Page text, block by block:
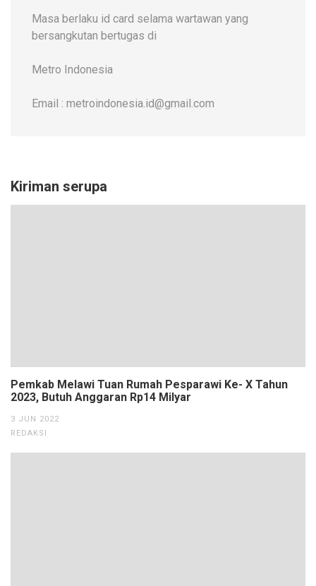
Masa berlaku id card selama wartawan yang
bersangkutan bertugas di
Metro Indonesia
Email : metroindonesia.id@gmail.com
Kiriman serupa
Pemkab Melawi Tuan Rumah Pesparawi Ke- X Tahun
2023, Butuh Anggaran Rp14 Milyar
3 JUN 2022
REDAKSI